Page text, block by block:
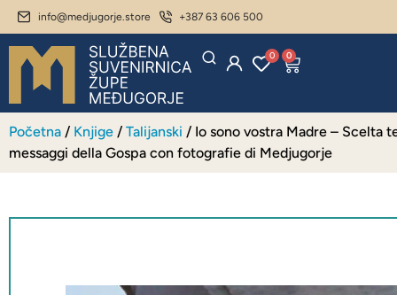
info@medjugorje.store +387 63 606 500
0 0
Početna / Knjige / Talijanski / Io sono vostra Madre – Scelta
messaggi della Gospa con fotografie di Medjugorje